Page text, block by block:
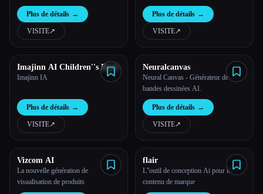
Plus de détails →
VISITE↗︎
Me
Plus de détails →
VISITE↗︎
Imajinn AI Children''s Book
Imajinn IA
Plus de détails →
VISITE↗︎
Neuralcanvas
Neural Canvas - Générateur de
bandes dessinées AI.
Plus de détails →
VISITE↗︎
Vizcom AI
La nouvelle génération de
visualisation de produits
flair
L''outil de conception Ai pour le
contenu de marque